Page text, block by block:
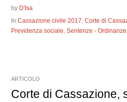
by D'Isa
InCassazione civile 2017,Corte di
Previdenza sociale,Sentenze - Ordinanze
ARTICOLO
Corte di Cassazione,